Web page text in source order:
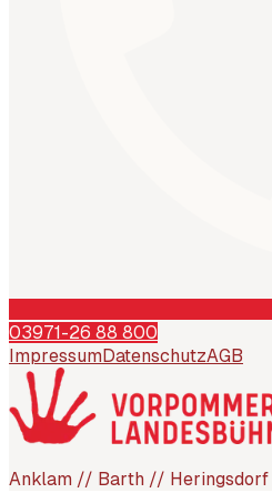
03971-26 88 800
Impressum DatenschutzAGB
Anklam // Barth //